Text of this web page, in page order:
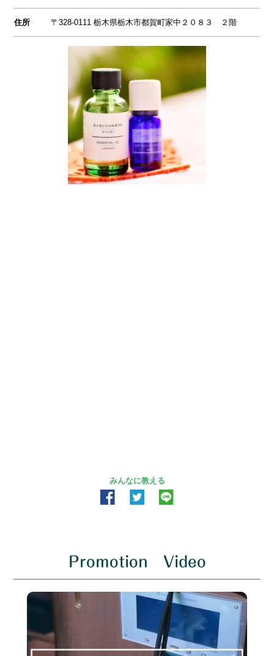
住所 〒328-0111 栃木県栃木市都賀町家中２０８３ ２階
みんなに教える
Promotion Video